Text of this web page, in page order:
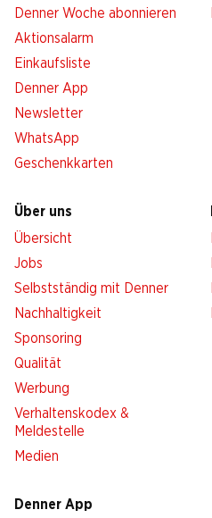
Denner Woche abonnieren
Aktionsalarm
Einkaufsliste
Denner App
Newsletter
WhatsApp
Geschenkkarten
Über uns
Übersicht
Jobs
Selbstständig mit Denner
Nachhaltigkeit
Sponsoring
Qualität
Werbung
Verhaltenskodex &
Meldestelle
Medien
Denner App